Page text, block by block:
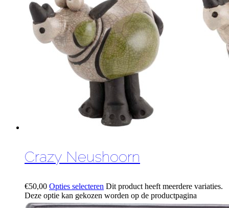
Crazy Neushoorn
€50,00 Opties selecteren Dit product heeft meerdere variaties.
Deze optie kan gekozen worden op de productpagina